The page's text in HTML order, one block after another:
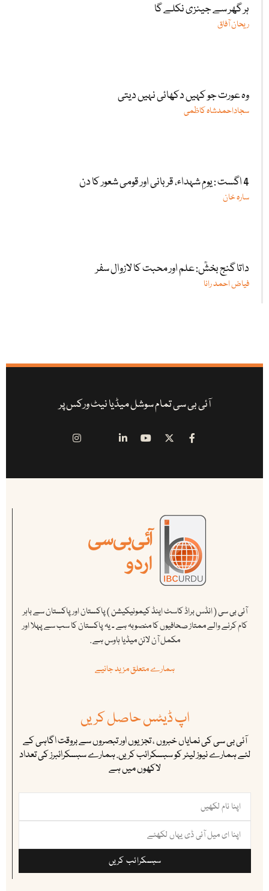
ہر گھر سے جینزی نکلے گا
ریحان آفاق
وہ عورت جو کہیں دکھائی نہیں دیتی
سجاداحمدشاہ کاظمی
4 اگست : یومِ شہداء، قربانی اور قومی شعور کا دن
سارہ خان
داتا گنج بخشؒ: علم اور محبت کا لازوال سفر
فیاض احمد رانا
آئی بی سی تمام سوشل میڈیا نیٹ ورکس پر
آئی بی سی ( انڈس براڈ کاسٹ اینڈ کیمونیکیشن ) پاکستان اور پاکستان سے باہر
کام کرنے والے ممتاز صحافیوں کا منصوبہ ہے ۔ یہ پاکستان کا سب سے پہلا اور
مکمل آن لائن میڈیا ہاوس ہے .
ہمارے متعلق مزید جانیے
اپ ڈیٹس حاصل کریں
آئی بی سی کی نمایاں خبروں ، تجزیوں اور تبصروں سے بروقت اگاہی کے
لئے ہمارے نیوز لیٹر کو سبسکرائب کریں. ہمارے سبسکرائبرز کی تعداد
لاکھوں میں ہے
سبسکرائب کریں